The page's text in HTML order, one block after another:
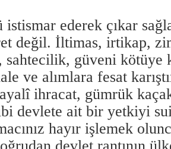
ederek çıkar
değil. İltimas, irtikap,
sahtecilik, güveni kötüye
ve alımlara fesat
ihracat, gümrük
devlete ait bir yetkiyi
hayır işlemek